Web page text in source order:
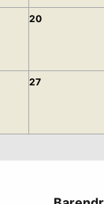
20
27